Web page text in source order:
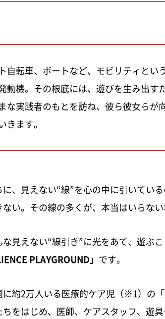
自転車、ボートなど、モビリティとい
動機。その根底には、遊びを生み出す
な実践者のもとを訪ね、彼ら彼女ら
ます。
、見えない“線”を心の中に引いてい
い。その線の多くが、本当はいらな
見えない“線引き”に光をあて、遊ぶ
PLAYGROUND」 です。
約2万人いる医療的ケア児（※1）の
をはじめ、医師、ケアスタッフ、遊